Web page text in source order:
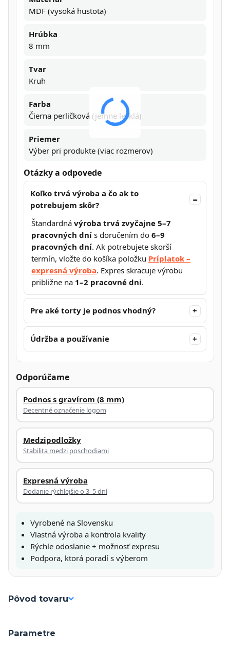
MDF (vysoká hustota)
Hrúbka
8 mm
Tvar
Kruh
Farba
Čierna perličková (jemne lesklá)
Priemer
Výber pri produkte (viac rozmerov)
Otázky a odpovede
Koľko trvá výroba a čo ak to
potrebujem skôr?
Štandardná výroba trvá zvyčajne 5–7
pracovných dní s doručením do 6–9
pracovných dní. Ak potrebujete skorší
termín, vložte do košíka položku Príplatok –
expresná výroba. Expres skracuje výrobu
približne na 1–2 pracovné dni.
Pre aké torty je podnos vhodný?
Údržba a používanie
Odporúčame
Podnos s gravírom (8 mm)
Decentné označenie logom
Medzipodložky
Stabilita medzi poschodiami
Expresná výroba
Dodanie rýchlejšie o 3–5 dní
Vyrobené na Slovensku
Vlastná výroba a kontrola kvality
Rýchle odoslanie + možnosť expresu
Podpora, ktorá poradí s výberom
Pôvod tovaru
Parametre